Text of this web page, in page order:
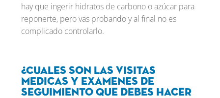
hay que ingerir hidratos de carbono o azúcar para
reponerte, pero vas probando y al final no es
complicado controlarlo.
¿Cuales son las visitas
medicas y examenes de
seguimiento que debes hacer